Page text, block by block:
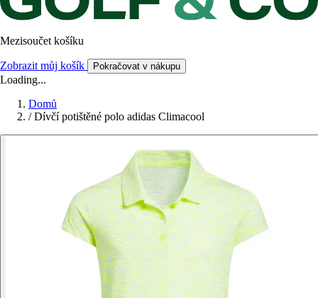
Mezisoučet košíku
Zobrazit můj košík Pokračovat v nákupu
Loading...
Domů
/ Dívčí potištěné polo adidas Climacool